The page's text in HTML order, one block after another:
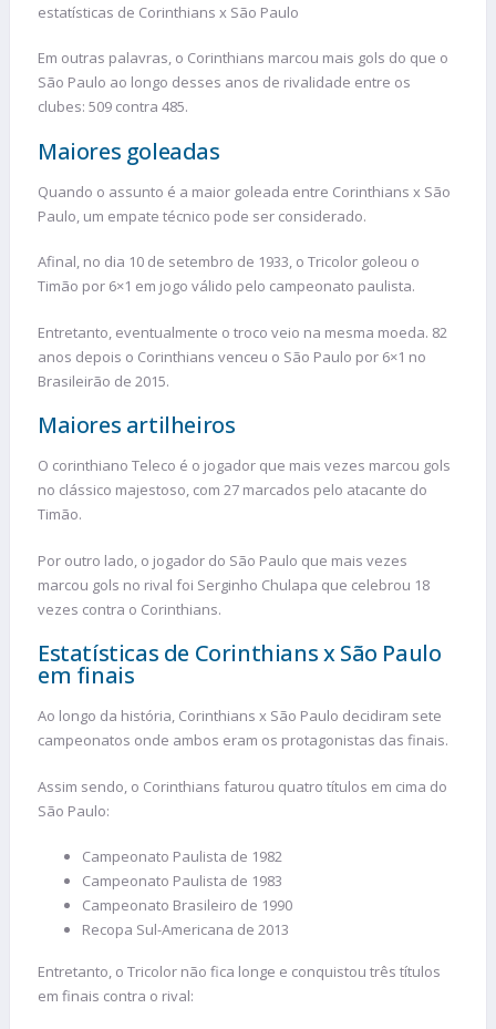
estatísticas de Corinthians x São Paulo
Em outras palavras, o Corinthians marcou mais gols do que o
São Paulo ao longo desses anos de rivalidade entre os
clubes: 509 contra 485.
Maiores goleadas
Quando o assunto é a maior goleada entre Corinthians x São
Paulo, um empate técnico pode ser considerado.
Afinal, no dia 10 de setembro de 1933, o Tricolor goleou o
Timão por 6×1 em jogo válido pelo campeonato paulista.
Entretanto, eventualmente o troco veio na mesma moeda. 82
anos depois o Corinthians venceu o São Paulo por 6×1 no
Brasileirão de 2015.
Maiores artilheiros
O corinthiano Teleco é o jogador que mais vezes marcou gols
no clássico majestoso, com 27 marcados pelo atacante do
Timão.
Por outro lado, o jogador do São Paulo que mais vezes
marcou gols no rival foi Serginho Chulapa que celebrou 18
vezes contra o Corinthians.
Estatísticas de Corinthians x São Paulo
em finais
Ao longo da história, Corinthians x São Paulo decidiram sete
campeonatos onde ambos eram os protagonistas das finais.
Assim sendo, o Corinthians faturou quatro títulos em cima do
São Paulo:
Campeonato Paulista de 1982
Campeonato Paulista de 1983
Campeonato Brasileiro de 1990
Recopa Sul-Americana de 2013
Entretanto, o Tricolor não fica longe e conquistou três títulos
em finais contra o rival: